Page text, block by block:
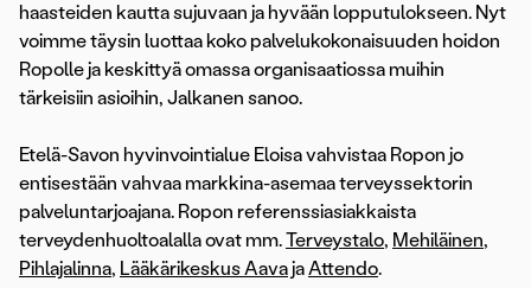
haasteiden kautta sujuvaan ja hyvään lopputulokseen. Nyt
voimme täysin luottaa koko palvelukokonaisuuden hoidon
Ropolle ja keskittyä omassa organisaatiossa muihin
tärkeisiin asioihin, Jalkanen sanoo.
Etelä-Savon hyvinvointialue Eloisa vahvistaa Ropon jo
entisestään vahvaa markkina-asemaa terveyssektorin
palveluntarjoajana. Ropon referenssiasiakkaista
terveydenhuoltoalalla ovat mm.Terveystalo, Mehiläinen,
Pihlajalinna, Lääkärikeskus AavajaAttendo.